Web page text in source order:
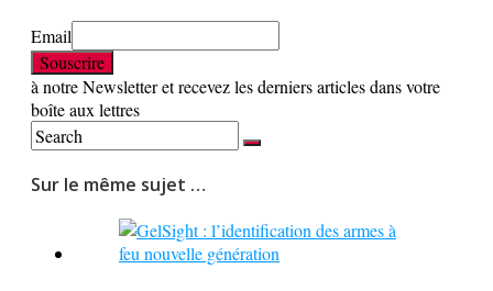
Email
à notre Newsletter et recevez les derniers articles dans votre
boîte aux lettres
Sur le même sujet …